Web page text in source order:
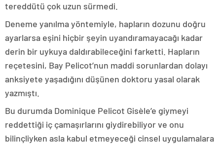
tereddütü çok uzun sürmedi.
Deneme yanılma yöntemiyle, hapların dozunu doğru
ayarlarsa eşini hiçbir şeyin uyandıramayacağı kadar
derin bir uykuya daldırabileceğini farketti. Hapların
reçetesini, Bay Pelicot’nun maddi sorunlardan dolayı
anksiyete yaşadığını düşünen doktoru yasal olarak
yazmıştı.
Bu durumda Dominique Pelicot Gisèle’e giymeyi
reddettiği iç çamaşırlarını giydirebiliyor ve onu
bilinçliyken asla kabul etmeyeceği cinsel uygulamalara